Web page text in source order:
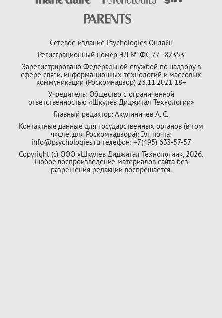
Сетевое издание Psychologies Онлайн
Регистрационный номер ЭЛ № ФС 77 - 82353
Зарегистрировано Федеральной службой по надзору в
сфере связи, информационных технологий и массовых
коммуникаций (Роскомнадзор) 23.11.2021 18+
Учредитель: Общество с ограниченной
ответственностью «Шкулёв Диджитал Технологии»
Главный редактор: Акулиничев А. С.
Контактные данные для государственных органов (в том
числе, для Роскомнадзора): Эл. почта:
info@psychologies.ru телефон: +7(495) 633-57-57
Copyright (с) ООО «Шкулёв Диджитал Технологии», 2026.
Любое воспроизведение материалов сайта без
разрешения редакции воспрещается.